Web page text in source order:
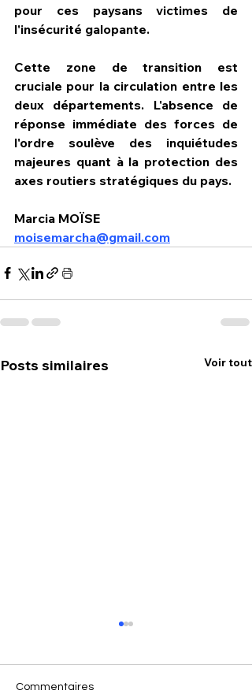
pour ces paysans victimes de
l'insécurité galopante.
​Cette zone de transition est
cruciale pour la circulation entre les
deux départements. L'absence de
réponse immédiate des forces de
l'ordre soulève des inquiétudes
majeures quant à la protection des
axes routiers stratégiques du pays.
Marcia MOÏSE
moisemarcha@gmail.com
Posts similaires Voir tout
Commentaires